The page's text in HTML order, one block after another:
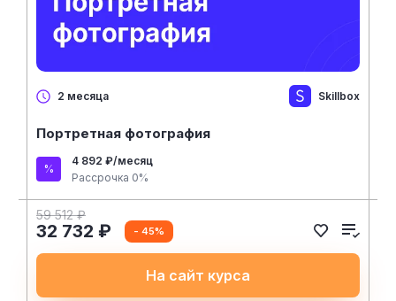
2 месяца Skillbox
Портретная фотография
4 892 ₽/месяц
Рассрочка 0%
59 512 ₽
32 732 ₽ - 45%
На сайт курса